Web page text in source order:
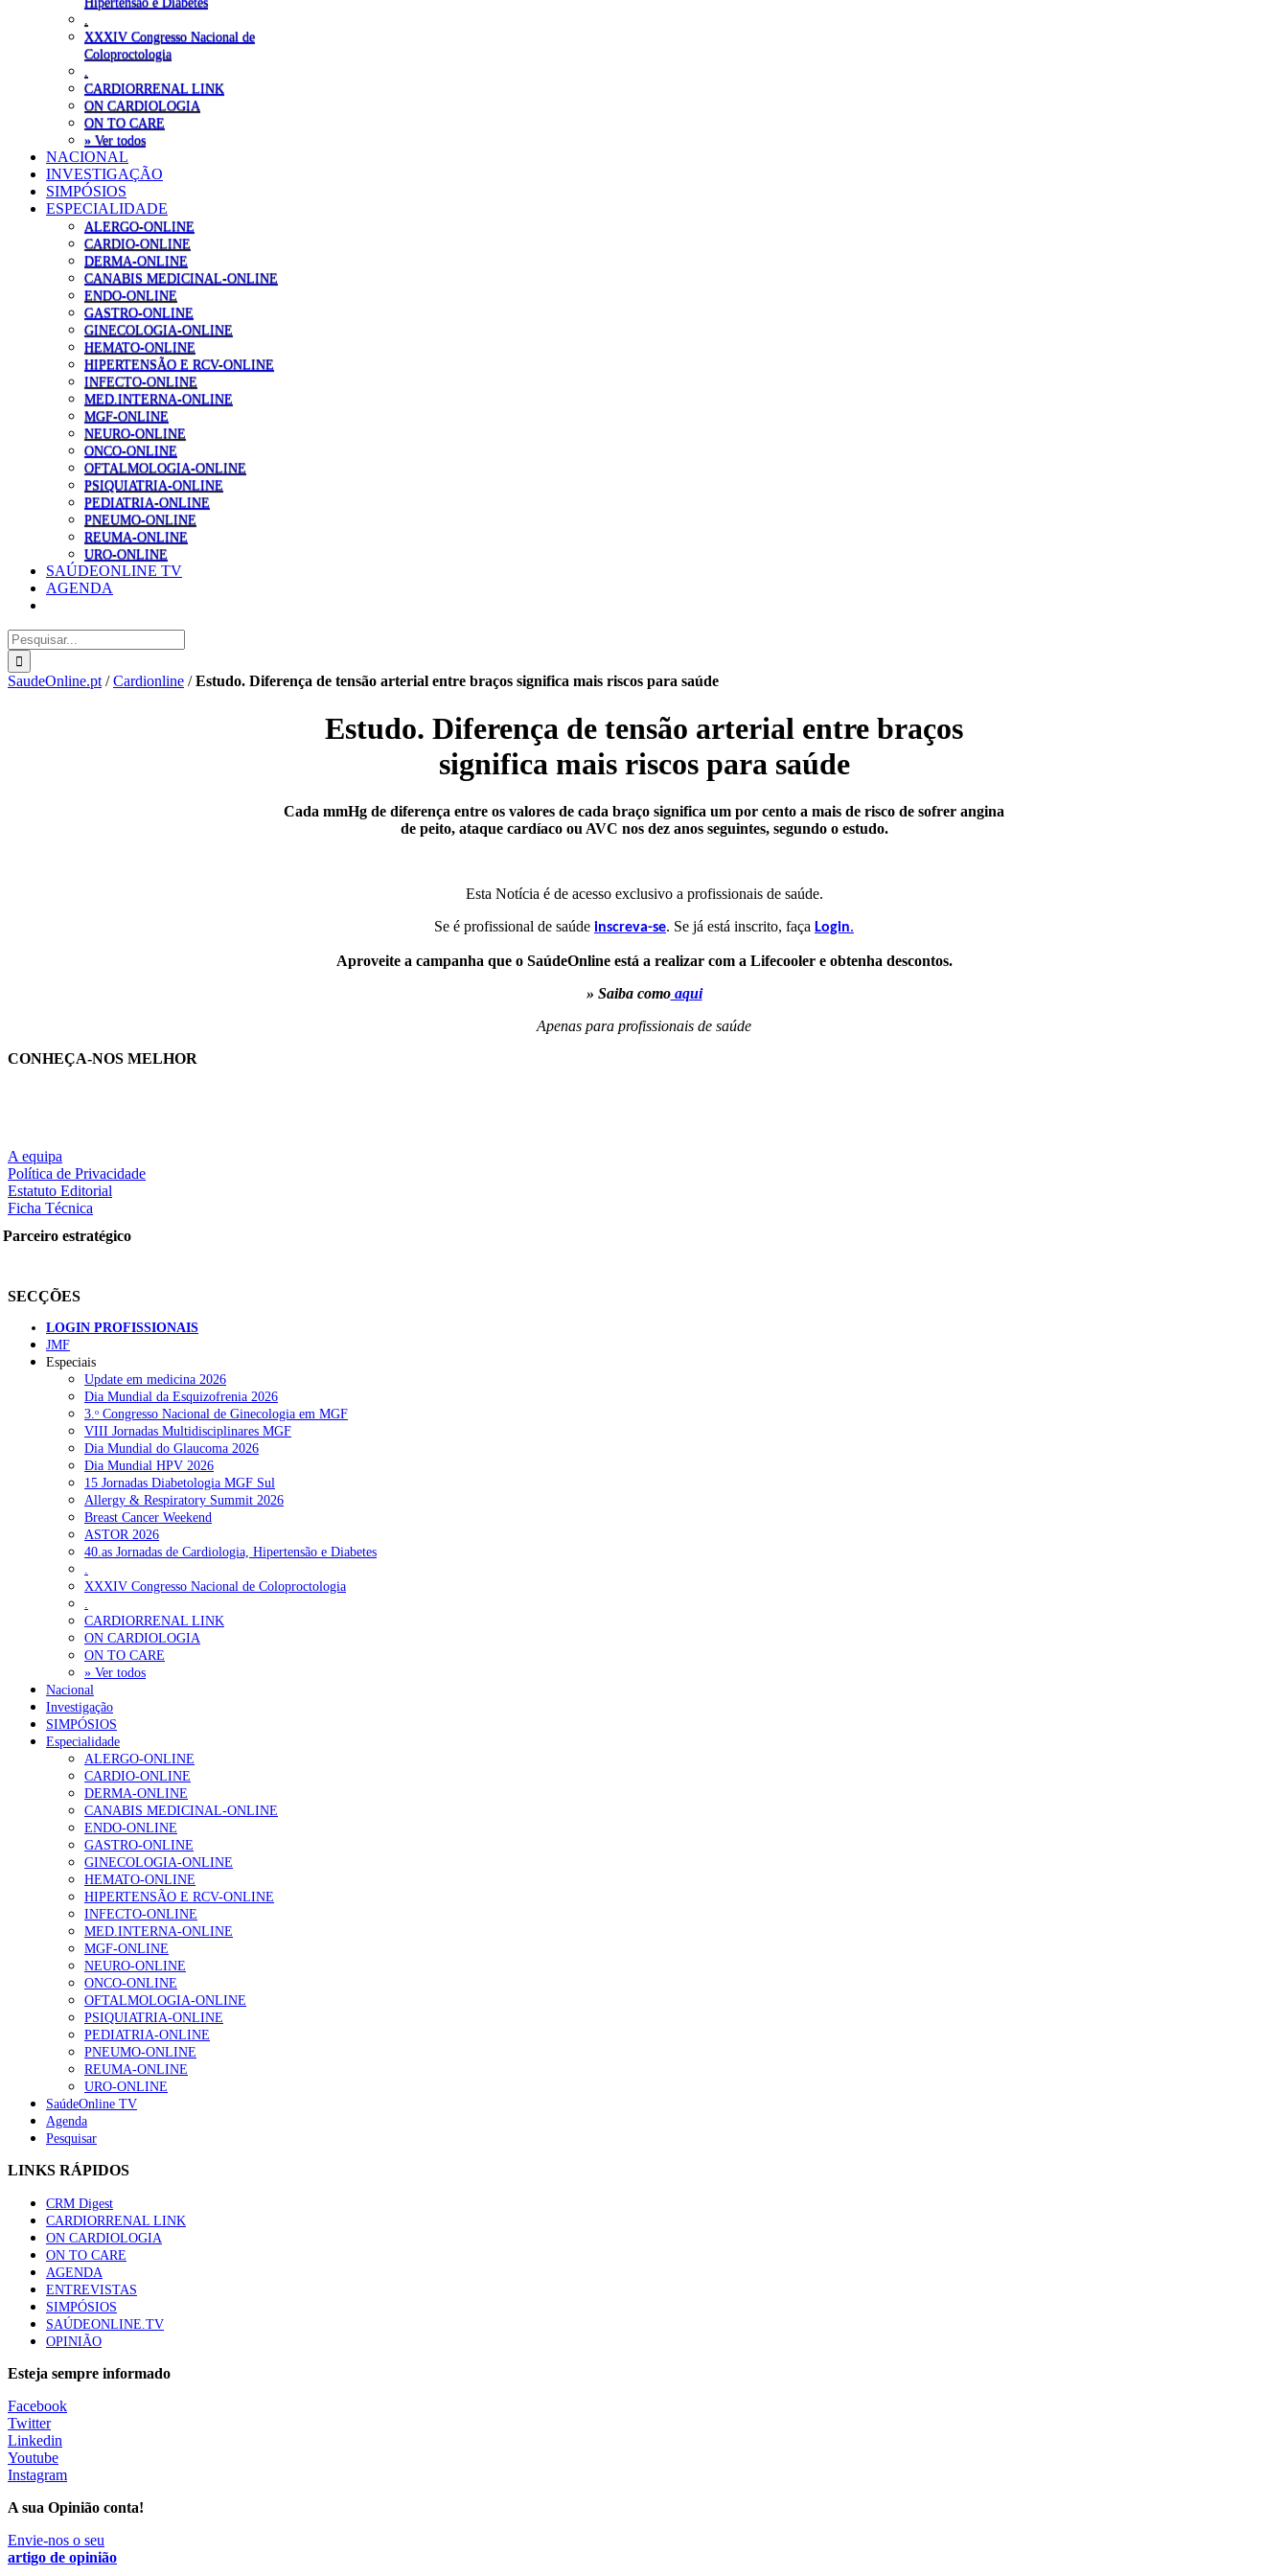
XXXIV Congresso Nacional de
Coloproctologia
CARDIORRENAL LINK
ON CARDIOLOGIA
ON TO CARE
» Ver todos
NACIONAL
INVESTIGAÇÃO
SIMPÓSIOS
ESPECIALIDADE
ALERGO-ONLINE
CARDIO-ONLINE
DERMA-ONLINE
CANABIS MEDICINAL-ONLINE
ENDO-ONLINE
GASTRO-ONLINE
GINECOLOGIA-ONLINE
HEMATO-ONLINE
HIPERTENSÃO E RCV-ONLINE
INFECTO-ONLINE
MED.INTERNA-ONLINE
MGF-ONLINE
NEURO-ONLINE
ONCO-ONLINE
OFTALMOLOGIA-ONLINE
PSIQUIATRIA-ONLINE
PEDIATRIA-ONLINE
PNEUMO-ONLINE
REUMA-ONLINE
URO-ONLINE
SAÚDEONLINE TV
AGENDA
Pesquisar
SaudeOnline.pt /Cardionline /Estudo. Diferença de tensão arterial entre braços significa mais riscos para saúde
Estudo. Diferença de tensão arterial entre braços
significa mais riscos para saúde
Cada mmHg de diferença entre os valores de cada braço significa um por cento a mais de risco de sofrer angina
de peito, ataque cardíaco ou AVC nos dez anos seguintes, segundo o estudo.
Esta Notícia é de acesso exclusivo a profissionais de saúde.
Se é profissional de saúde inscreva-se. Se já está inscrito, faça Login.
Aproveite a campanha que o SaúdeOnline está a realizar com a Lifecooler e obtenha descontos.
» Saiba comoaqui
Apenas para profissionais de saúde
CONHEÇA-NOS MELHOR
A equipa
Política de Privacidade
Estatuto Editorial
Ficha Técnica
Parceiro estratégico
SECÇÕES
LOGIN PROFISSIONAIS
JMF
Especiais
Update em medicina 2026
Dia Mundial da Esquizofrenia 2026
3.ᵒ Congresso Nacional de Ginecologia em MGF
VIII Jornadas Multidisciplinares MGF
Dia Mundial do Glaucoma 2026
Dia Mundial HPV 2026
15 Jornadas Diabetologia MGF Sul
Allergy & Respiratory Summit 2026
Breast Cancer Weekend
ASTOR 2026
40.as Jornadas de Cardiologia, Hipertensão e Diabetes
XXXIV Congresso Nacional de Coloproctologia
CARDIORRENAL LINK
ON CARDIOLOGIA
ON TO CARE
» Ver todos
Nacional
Investigação
SIMPÓSIOS
Especialidade
ALERGO-ONLINE
CARDIO-ONLINE
DERMA-ONLINE
CANABIS MEDICINAL-ONLINE
ENDO-ONLINE
GASTRO-ONLINE
GINECOLOGIA-ONLINE
HEMATO-ONLINE
HIPERTENSÃO E RCV-ONLINE
INFECTO-ONLINE
MED.INTERNA-ONLINE
MGF-ONLINE
NEURO-ONLINE
ONCO-ONLINE
OFTALMOLOGIA-ONLINE
PSIQUIATRIA-ONLINE
PEDIATRIA-ONLINE
PNEUMO-ONLINE
REUMA-ONLINE
URO-ONLINE
SaúdeOnline TV
Agenda
Pesquisar
LINKS RÁPIDOS
CRM Digest
CARDIORRENAL LINK
ON CARDIOLOGIA
ON TO CARE
AGENDA
ENTREVISTAS
SIMPÓSIOS
SAÚDEONLINE.TV
OPINIÃO
Esteja sempre informado
Facebook
Twitter
Linkedin
Youtube
Instagram
A sua Opinião conta!
Envie-nos o seu
artigo de opinião